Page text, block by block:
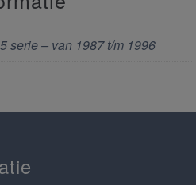
serie – van 1987 t/m 1996